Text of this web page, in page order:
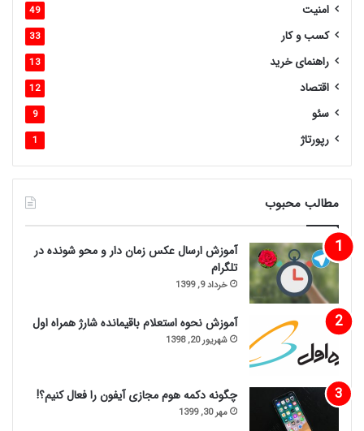
امنیت 49
کسب و کار 33
راهنمای خرید 13
اقتصاد 12
سئو 9
رپورتاژ 1
مطالب محبوب
آموزش ارسال عکس زمان دار و محو شونده در
تلگرام
خرداد 9, 1399
آموزش نحوه استعلام باقیمانده شارژ همراه اول
شهریور 20, 1398
چگونه دکمه هوم مجازی آیفون را فعال کنیم؟!
مهر 30, 1399